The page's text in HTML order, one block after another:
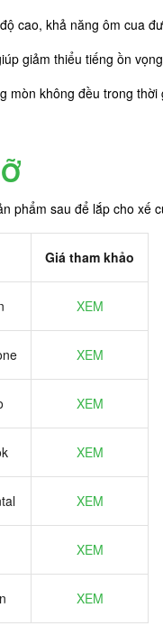
cao, khả năng ôm cua
giảm thiểu tiếng ồn
mòn không đều trong thời
phẩm sau để lắp cho xế
Giá tham khảo
XEM
XEM
XEM
XEM
XEM
XEM
XEM